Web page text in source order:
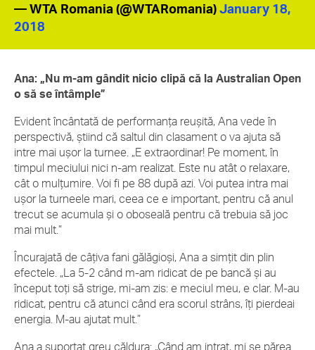
— WTA Romania (@WTARomania)January 18,
2018
Ana: „Nu m-am gândit nicio clipă că la Australian Open
o să se întâmple”
Evident încântată de performanța reușită, Ana vede în
perspectivă, știind că saltul din clasament o va ajuta să
intre mai ușor la turnee. „E extraordinar! Pe moment, în
timpul meciului nici n-am realizat. Este nu atât o relaxare,
cât o mulțumire. Voi fi pe 88 după azi. Voi putea intra mai
ușor la turneele mari, ceea ce e important, pentru că anul
trecut se acumula și o oboseală pentru că trebuia să joc
mai mult.”
Încurajată de câțiva fani gălăgioși, Ana a simțit din plin
efectele. „La 5-2 când m-am ridicat de pe bancă și au
început toți să strige, mi-am zis: e meciul meu, e clar. M-au
ridicat, pentru că atunci când era scorul strâns, îți pierdeai
energia. M-au ajutat mult.”
Ana a suportat greu căldura: „Când am intrat, mi se părea